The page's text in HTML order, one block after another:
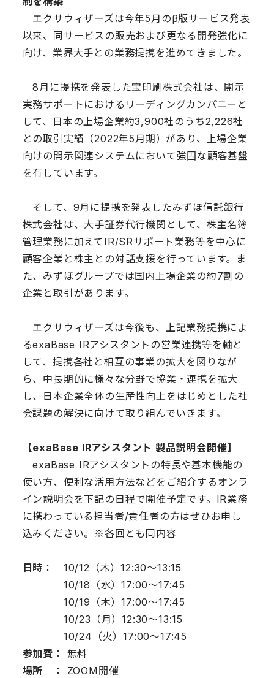
エクサウィザーズは今年5月のβ版サービス発表
以来、同サービスの販売および更なる開発強化に
向け、業界大手との業務提携を進めてきました。
8月に提携を発表した宝印刷株式会社は、開示
実務サポートにおけるリーディングカンパニーと
して、日本の上場企業約3,900社のうち2,226社
との取引実績（2022年5月期）があり、上場企業
向けの開示関連システムにおいて強固な顧客基盤
を有しています。
そして、9月に提携を発表したみずほ信託銀行
株式会社は、大手証券代行機関として、株主名簿
管理業務に加えてIR/SRサポート業務等を中心に
顧客企業と株主との対話支援を行っています。ま
た、みずほグループでは国内上場企業の約7割の
企業と取引があります。
エクサウィザーズは今後も、上記業務提携によ
るexaBase IRアシスタントの営業連携等を軸と
して、提携各社と相互の事業の拡大を図りなが
ら、中長期的に様々な分野で協業・連携を拡大
し、日本企業全体の生産性向上をはじめとした社
会課題の解決に向けて取り組んでいきます。
【exaBase IRアシスタント 製品説明会開催】
exaBase IRアシスタントの特長や基本機能の
使い方、便利な活用方法などをご紹介するオンラ
イン説明会を下記の日程で開催予定です。IR業務
に携わっている担当者/責任者の方はぜひお申し
込みください。※各回とも同内容
日時 ： 10/12（木）12:30～13:15
10/18（水）17:00～17:45
10/19（木）17:00～17:45
10/23（月）12:30～13:15
10/24（火）17:00～17:45
参加費 ： 無料
場所 ： ZOOM開催